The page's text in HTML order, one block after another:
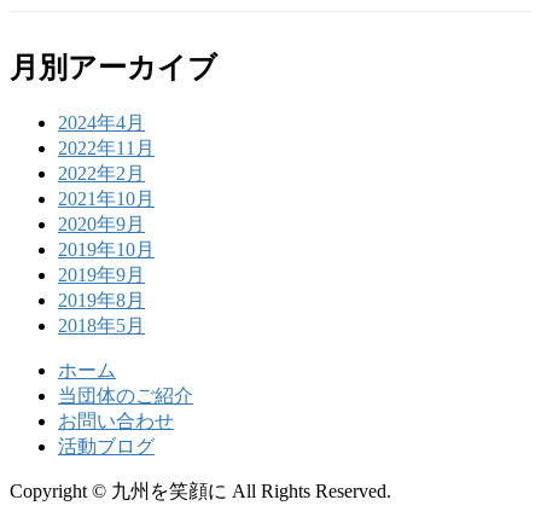
月別アーカイブ
2024年4月
2022年11月
2022年2月
2021年10月
2020年9月
2019年10月
2019年9月
2019年8月
2018年5月
ホーム
当団体のご紹介
お問い合わせ
活動ブログ
Copyright © 九州を笑顔に All Rights Reserved.